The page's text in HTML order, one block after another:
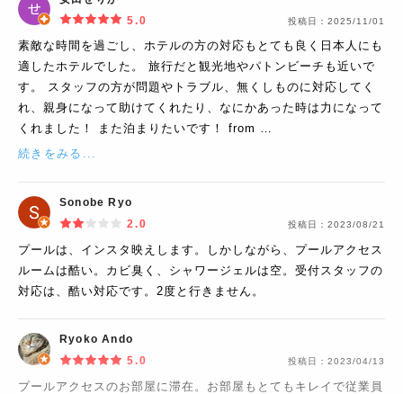
5.0
投稿日： 2025/11/01
素敵な時間を過ごし、ホテルの方の対応もとても良く日本人にも
適したホテルでした。 旅行だと観光地やパトンビーチも近いで
す。 スタッフの方が問題やトラブル、無くしものに対応してく
れ、親身になって助けてくれたり、なにかあった時は力になって
くれました！ また泊まりたいです！ from …
続きをみる...
Sonobe Ryo
2.0
投稿日： 2023/08/21
プールは、インスタ映えします。しかしながら、プールアクセス
ルームは酷い。カビ臭く、シャワージェルは空。受付スタッフの
対応は、酷い対応です。2度と行きません。
Ryoko Ando
5.0
投稿日： 2023/04/13
プールアクセスのお部屋に滞在。お部屋もとてもキレイで従業員